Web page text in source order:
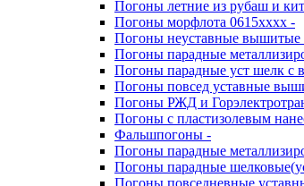
Погоны летние из рубаш и
Погоны морфлота 0615хххх -
Погоны неуставные вышитые
Погоны парадные
Погоны парадные уст шелк с
Погоны повсед уставные
Погоны РЖД и
Погоны с пластизолевым
Фальшпогоны -
Погоны парадные
Погоны парадные
Погоны повседневные